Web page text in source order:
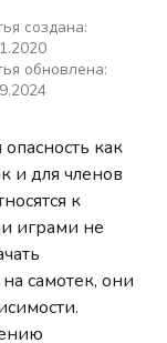
создана:
обновлена:
как
и для членов
к
играми не
самотек, они